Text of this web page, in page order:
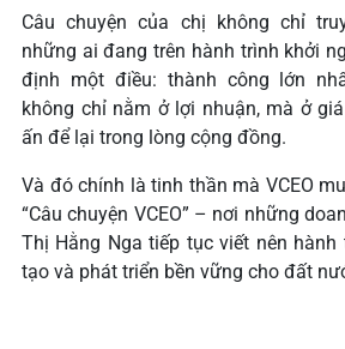
Câu chuyện của chị không chỉ
những ai đang trên hành trình khởi
định một điều: thành công lớn
không chỉ nằm ở lợi nhuận, mà ở
ấn để lại trong lòng cộng đồng.
Và đó chính là tinh thần mà VCEO
“Câu chuyện VCEO” – nơi những
Thị Hằng Nga tiếp tục viết nên hành
tạo và phát triển bền vững cho đất